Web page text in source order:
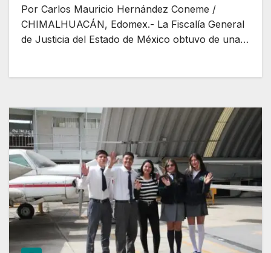
Por Carlos Mauricio Hernández Coneme /
CHIMALHUACÁN, Edomex.- La Fiscalía General
de Justicia del Estado de México obtuvo de una…